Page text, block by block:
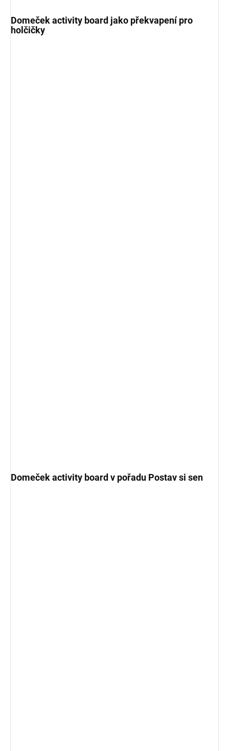
Domeček activity board jako překvapení pro
holčičky
Domeček activity board v pořadu Postav si sen